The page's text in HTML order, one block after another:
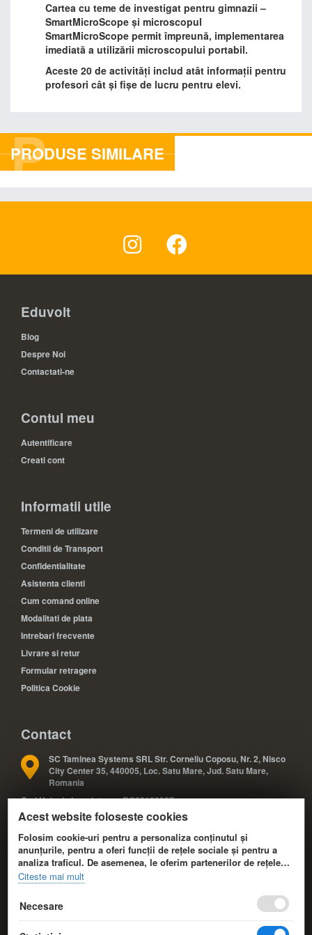
Cartea cu teme de investigat pentru gimnazii –
SmartMicroScope și microscopul
SmartMicroScope permit împreună, implementarea
imediată a utilizării microscopului portabil.
Aceste 20 de activități includ atât informații pentru
profesori cât și fișe de lucru pentru elevi.
P
PRODUSE SIMILARE
Eduvolt
Blog
Despre Noi
Contactati-ne
Contul meu
Autentificare
Creati cont
Informatii utile
Termeni de utilizare
Conditii de Transport
Confidentialitate
Asistenta clienti
Cum comand online
Modalitati de plata
Intrebari frecvente
Livrare si retur
Formular retragere
Politica Cookie
Contact
SC Taminea Systems SRL Str. Corneliu Coposu, Nr. 2, Nisco
City Center 35, 440005, Loc. Satu Mare, Jud. Satu Mare,
Romania
Cod Unic de Inregistrare: RO33133887
Registrul Comertului: J30/327/2014
COD CAEN: 4791
+40 724 588 425; +40 724 588 424
Acest website foloseste cookies
Folosim cookie-uri pentru a personaliza conținutul și
anunțurile, pentru a oferi funcții de rețele sociale și pentru a
analiza traficul. De asemenea, le oferim partenerilor de rețele
sociale, de publicitate și de analize informații cu privire la
modul în care folosiți site-ul nostru. Aceștia le pot combina cu
alte informații oferite de dvs. sau culese în urma folosirii
serviciilor lor.
Citeste mai mult
Necesare